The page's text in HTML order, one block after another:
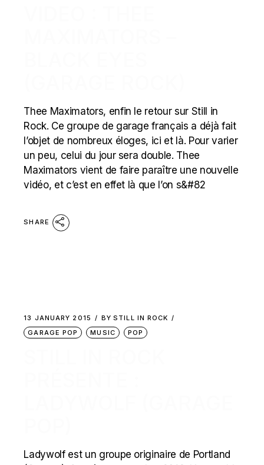
Thee Maximators, enfin le retour sur Still in
Rock. Ce groupe de garage français a déjà fait
l’objet de nombreux éloges, ici et là. Pour varier
un peu, celui du jour sera double. Thee
Maximators vient de faire paraître une nouvelle
vidéo, et c’est en effet là que l’on s&#82
SHARE
13 JANUARY 2015 BY STILL IN ROCK
GARAGE POP
MUSIC POP
Ladywolf est un groupe originaire de Portland